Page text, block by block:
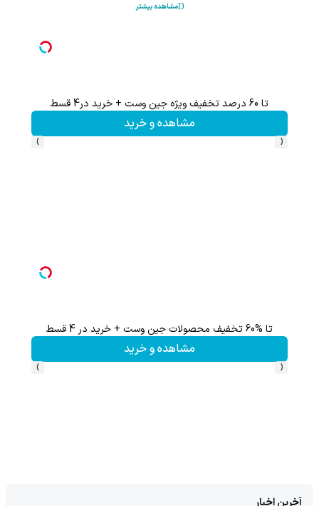
مشاهده بیشتر
تا 60 درصد تخفیف ویژه جین وست + خرید در4 قسط
مشاهده و خرید
‹
›
تا %60 تخفیف محصولات جین وست + خرید در 4 قسط
مشاهده و خرید
‹
›
آخرین اخبار